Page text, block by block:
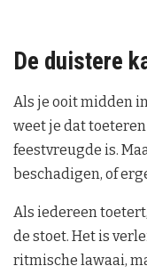
De duistere
Als je ooit midden
weet je dat
feestvreugde is.
beschadigen, of
Als iedereen
de stoet. Het is
ritmische lawaai,